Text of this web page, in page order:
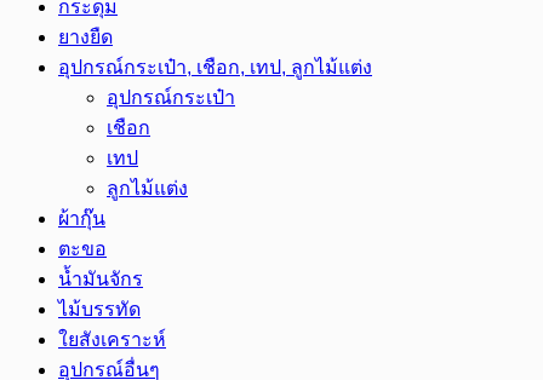
กระดุม
ยางยืด
อุปกรณ์กระเป๋า, เชือก, เทป, ลูกไม้แต่ง
อุปกรณ์กระเป๋า
เชือก
เทป
ลูกไม้แต่ง
ผ้ากุ๊น
ตะขอ
น้ำมันจักร
ไม้บรรทัด
ใยสังเคราะห์
อุปกรณ์อื่นๆ